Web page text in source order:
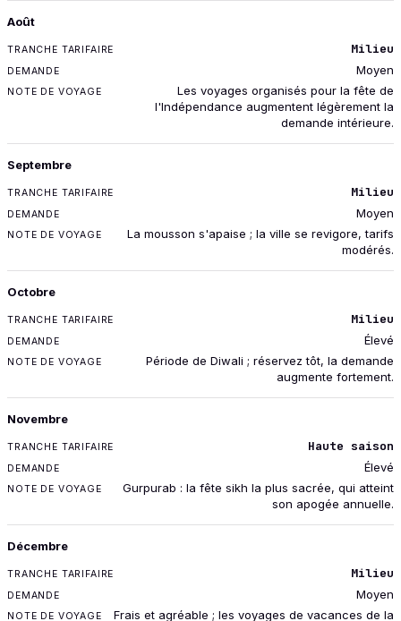
Août
Milieu
Moyen
Les voyages organisés pour la fête de
l'Indépendance augmentent légèrement la
demande intérieure.
Septembre
Milieu
Moyen
La mousson s'apaise ; la ville se revigore, tarifs
modérés.
Octobre
Milieu
Élevé
Période de Diwali ; réservez tôt, la demande
augmente fortement.
Novembre
Haute saison
Élevé
Gurpurab : la fête sikh la plus sacrée, qui atteint
son apogée annuelle.
Décembre
Milieu
Moyen
Frais et agréable ; les voyages de vacances de la